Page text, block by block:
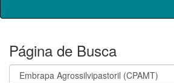
Página de Busca